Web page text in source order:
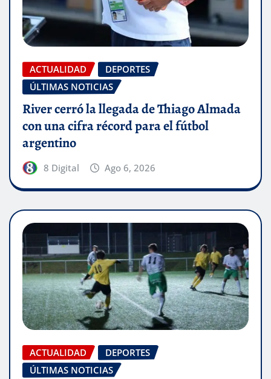
ACTUALIDAD
DEPORTES
ÚLTIMAS NOTICIAS
River cerró la llegada de Thiago Almada
con una cifra récord para el fútbol
argentino
8 Digital Ago 6, 2026
ACTUALIDAD
DEPORTES
ÚLTIMAS NOTICIAS